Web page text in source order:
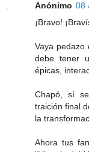
Anónimo 08
¡Bravo!
Vaya
debe tener
épicas,
Chapó, sí
traición final
la
Ahora tus